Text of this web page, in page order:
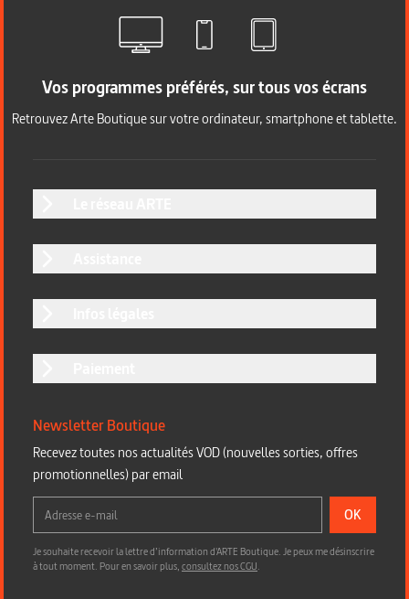
Vos programmes préférés, sur tous vos écrans
Retrouvez Arte Boutique sur votre ordinateur, smartphone et tablette.
Newsletter Boutique
Recevez toutes nos actualités VOD (nouvelles sorties, offres
promotionnelles) par email
OK
Je souhaite recevoir la lettre d’information d'ARTE Boutique. Je peux me désinscrire
à tout moment. Pour en savoir plus,consultez nos CGU.